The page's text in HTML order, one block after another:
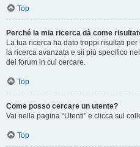
Top
Perché la mia ricerca dà come
La tua ricerca ha dato troppi risultati
la ricerca avanzata e sii più specifico
dei forum in cui cercare.
Top
Come posso cercare un utente?
Vai nella pagina “Utenti” e clicca sul
Top